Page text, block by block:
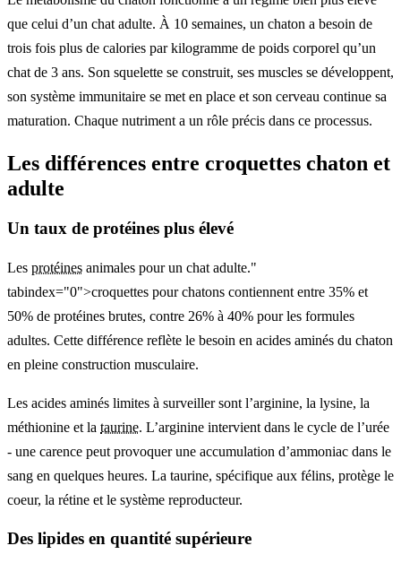
que celui d’un chat adulte. À 10 semaines, un chaton a besoin de
trois fois plus de calories par kilogramme de poids corporel qu’un
chat de 3 ans. Son squelette se construit, ses muscles se développent,
son système immunitaire se met en place et son cerveau continue sa
maturation. Chaque nutriment a un rôle précis dans ce processus.
Les différences entre croquettes chaton et
adulte
Un taux de protéines plus élevé
Les protéines animales pour un chat adulte."
tabindex="0">croquettes pour chatons contiennent entre 35% et
50% de protéines brutes, contre 26% à 40% pour les formules
adultes. Cette différence reflète le besoin en acides aminés du chaton
en pleine construction musculaire.
Les acides aminés limites à surveiller sont l’arginine, la lysine, la
méthionine et la taurine. L’arginine intervient dans le cycle de l’urée
- une carence peut provoquer une accumulation d’ammoniac dans le
sang en quelques heures. La taurine, spécifique aux félins, protège le
coeur, la rétine et le système reproducteur.
Des lipides en quantité supérieure